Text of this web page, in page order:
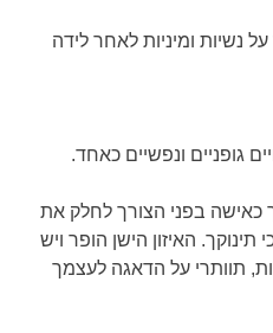
נשיות ומיניות לאחר לידה
גופניים ונפשיים כאחד.
כאישה בפני הצורך לחלק את
האיזון הישן הופר ויש
תוותרי על הדאגה לעצמך